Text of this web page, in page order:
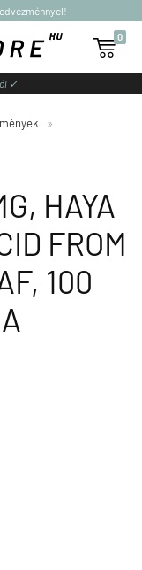

0
✓
»
HAYA
FROM
100